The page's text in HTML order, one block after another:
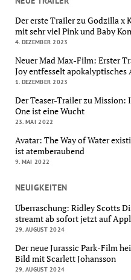
Der erste Trailer zu Godzilla x
mit sehr viel Pink und Baby
4. DEZEMBER 2023
Neuer Mad Max-Film: Erster
Joy entfesselt
1. DEZEMBER 2023
Der Teaser-Trailer zu Mission:
One ist eine Wucht
23. MAI 2022
Avatar: The Way of Water
ist atemberaubend
9. MAI 2022
NEUIGKEITEN
Überraschung: Ridley Scotts
streamt ab sofort jetzt auf
29. AUGUST 2024
Der neue Jurassic Park-Film
Bild mit Scarlett Johansson
29. AUGUST 2024